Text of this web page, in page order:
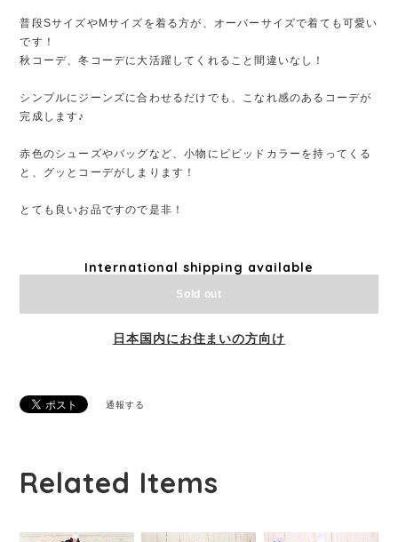
普段SサイズやMサイズを着る方が、オーバーサイズで着ても可愛い
です！
秋コーデ、冬コーデに大活躍してくれること間違いなし！
シンプルにジーンズに合わせるだけでも、こなれ感のあるコーデが
完成します♪
赤色のシューズやバッグなど、小物にビビッドカラーを持ってくる
と、グッとコーデがしまります！
とても良いお品ですので是非！
International shipping available
Sold out
日本国内にお住まいの方向け
通報する
Related Items